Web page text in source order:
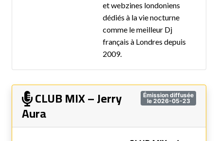
et webzines londoniens
dédiés à la vie nocturne
comme le meilleur Dj
français à Londres depuis
2009.
Émission diffusée
le 2026-05-23
CLUB MIX – Jerry
Aura